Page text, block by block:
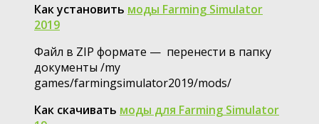
Как установить моды Farming Simulator
2019
Файл в ZIP формате — перенести в папку
документы /my
games/farmingsimulator2019/mods/
Как скачивать моды для Farming Simulator